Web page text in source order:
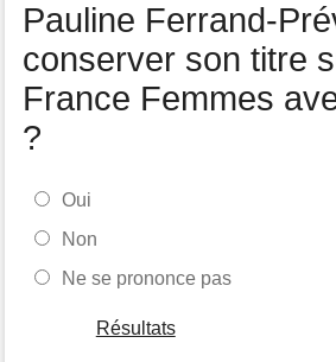
Pauline Ferrand-
conserver son titre
France Femmes
?
Oui
Non
Ne se prononce pas
Résultats